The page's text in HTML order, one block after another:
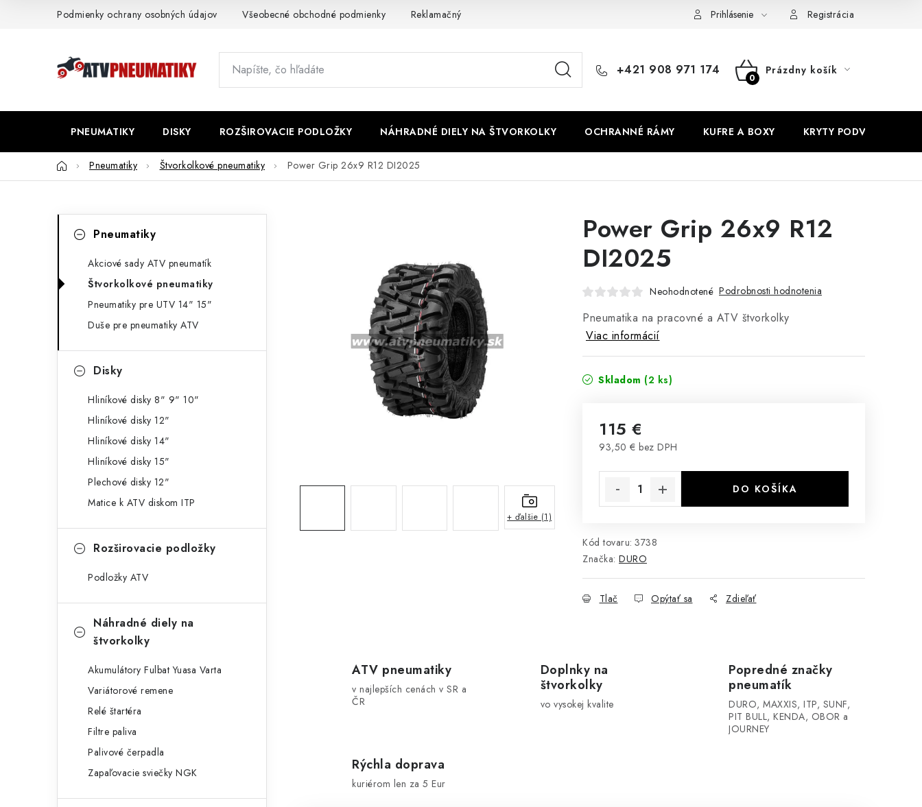
Podmienky ochrany osobných údajov Všeobecné obchodné podmienky Reklamačný poriadok - formulár Prihlásenie Registrácia
+421 908 971 174
NÁKUPNÝ
Prázdny košík
PNEUMATIKY DISKY ROZŠIROVACIE PODLOŽKY NÁHRADNÉ DIELY NA ŠTVORKOLKY OCHRANNÉ RÁMY KUFRE A BOXY KRYTY PODVOZKU
DomovPneumatiky Štvorkolkové pneumatiky Power Grip 26x9 R12 DI2025
č
p
kategórie
e
Pneumatiky
Akciové sady ATV pneumatík
Štvorkolkové pneumatiky
Pneumatiky pre UTV 14" 15"
Duše pre pneumatiky ATV
Disky
Hliníkové disky 8" 9" 10"
Hliníkové disky 12"
Hliníkové disky 14"
Hliníkové disky 15"
Plechové disky 12"
Matice k ATV diskom ITP
Rozširovacie podložky
Podložky ATV
Náhradné diely na
štvorkolky
Akumulátory Fulbat Yuasa Varta
Variátorové remene
Relé štartéra
Filtre paliva
Palivové čerpadla
Zapaľovacie sviečky NGK
Power Grip 26x9 R12
DI2025
Neohodnotené Podrobnosti hodnotenia
Pneumatika na pracovné a ATV štvorkolky
Viac informácií
Skladom (2 ks)
115 €
93,50 € bez DPH
DO KOŠÍKA
Kód tovaru: 3738
Značka: DURO
Tlač Opýtať sa Zdieľať
+ ďalšie (1)
ATV pneumatiky
v najlepších cenách v SR a
ČR
Doplnky na
štvorkolky
vo vysokej kvalite
Popredné značky
pneumatík
DURO, MAXXIS, ITP, SUNF,
PIT BULL, KENDA, OBOR a
JOURNEY
Rýchla doprava
kuriérom len za 5 Eur